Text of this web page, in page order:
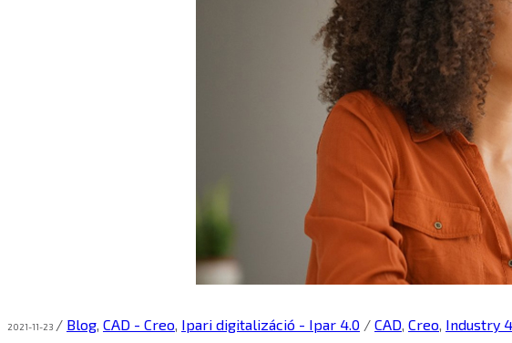
2021-11-23 / Blog, CAD - Creo, Ipari digitalizáció - Ipar 4.0 / CAD, Creo, Industry